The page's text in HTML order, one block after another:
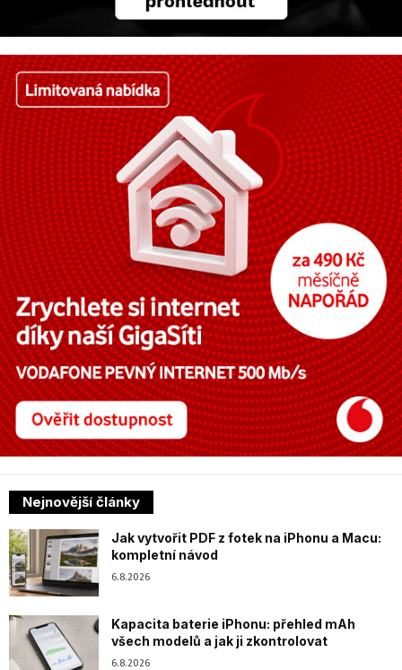
Nejnovější články
Jak vytvořit PDF z fotek na iPhonu a Macu:
kompletní návod
6.8.2026
Kapacita baterie iPhonu: přehled mAh
všech modelů a jak ji zkontrolovat
6.8.2026